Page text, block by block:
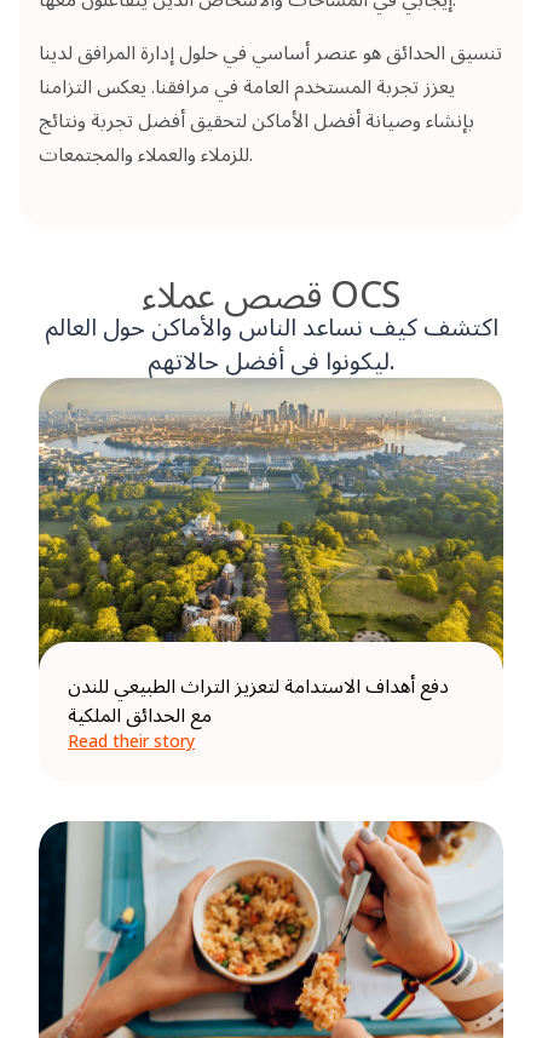
تنسيق الحدائق هو عنصر أساسي في حلول إدارة المرافق لدينا
يعزز تجربة المستخدم العامة في مرافقنا. يعكس التزامنا
بإنشاء وصيانة أفضل الأماكن لتحقيق أفضل تجربة ونتائج
للزملاء والعملاء والمجتمعات.
قصص عملاء OCS
اكتشف كيف نساعد الناس والأماكن حول العالم
ليكونوا في أفضل حالاتهم.
دفع أهداف الاستدامة لتعزيز التراث الطبيعي للندن
مع الحدائق الملكية
Read their story